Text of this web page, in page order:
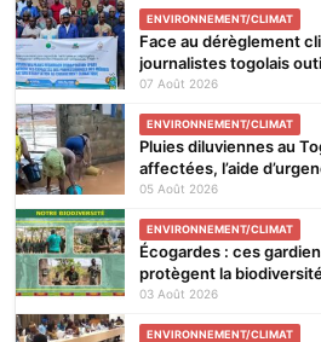
ENVIRONNEMENT/CLIMAT
Face au dérèglement
journalistes togolais
Plans Régionaux
07 Août 2026
ENVIRONNEMENT/CLIMAT
Pluies diluviennes au
affectées, l’aide
FCFA
05 Août 2026
ENVIRONNEMENT/CLIMAT
Écogardes : ces
protègent la
03 Août 2026
ENVIRONNEMENT/CLIMAT